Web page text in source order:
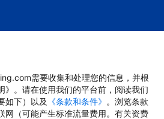
需要收集和处理您的信息，并根
》。请在使用我们的平台前，阅读我们
如下）以及 《条款和条件》 。浏览条款
网（可能产生标准流量费用。有关资费